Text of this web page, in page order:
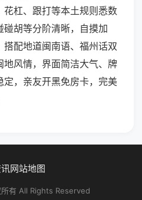
杠、跟打等本土规则悉数
胡等分阶清晰，自摸加
配地道闽南语、福州话双
风情，界面简洁大气、牌
定，亲友开黑免房卡，完美
网站地图
有 All Rights Reserved